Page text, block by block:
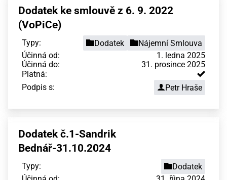
Dodatek ke smlouvě z 6. 9. 2022
(VoPiCe)
Typy: Dodatek
Nájemní Smlouva
Účinná od:
1. ledna 2025
Účinná do:
31. prosince 2025
Platná:
Podpis s:
Petr Hraše
Dodatek č.1-Sandrik
Bednář-31.10.2024
Typy:
Dodatek